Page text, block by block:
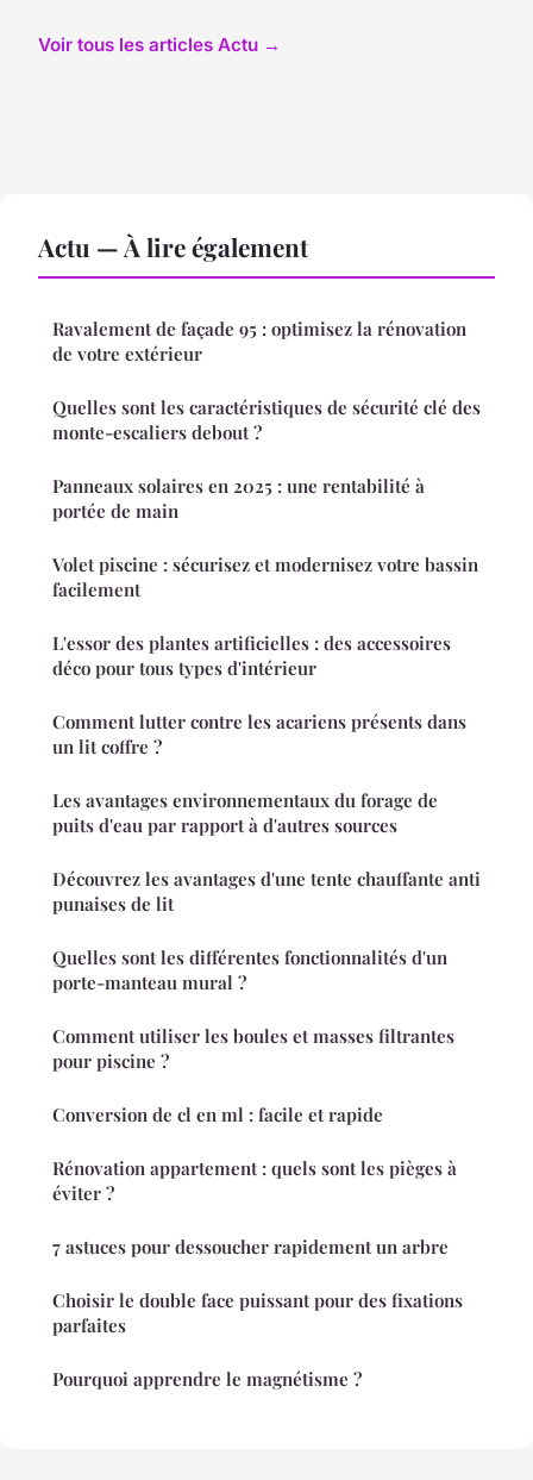
Voir tous les articles Actu →
Actu — À lire également
Ravalement de façade 95 : optimisez la rénovation
de votre extérieur
Quelles sont les caractéristiques de sécurité clé des
monte-escaliers debout ?
Panneaux solaires en 2025 : une rentabilité à
portée de main
Volet piscine : sécurisez et modernisez votre bassin
facilement
L'essor des plantes artificielles : des accessoires
déco pour tous types d'intérieur
Comment lutter contre les acariens présents dans
un lit coffre ?
Les avantages environnementaux du forage de
puits d'eau par rapport à d'autres sources
Découvrez les avantages d'une tente chauffante anti
punaises de lit
Quelles sont les différentes fonctionnalités d'un
porte-manteau mural ?
Comment utiliser les boules et masses filtrantes
pour piscine ?
Conversion de cl en ml : facile et rapide
Rénovation appartement : quels sont les pièges à
éviter ?
7 astuces pour dessoucher rapidement un arbre
Choisir le double face puissant pour des fixations
parfaites
Pourquoi apprendre le magnétisme ?